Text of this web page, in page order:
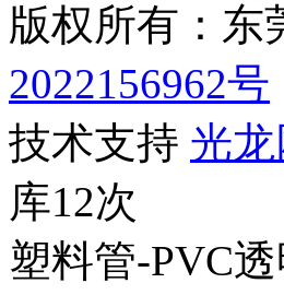
版权所有：
2022156962号
技术支持 光
库12次
塑料管-PVC